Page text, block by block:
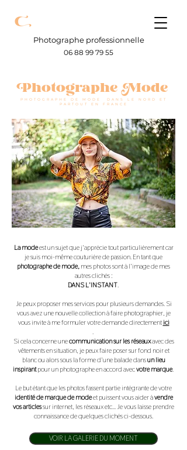
06 88 99 79 55
Photographe professionnelle
Photographe Mode
PHOTOGRAPHE DE MODE DANS LE NORD ET
PARTOUT EN FRANCE
La modeest un sujet que j'apprécie tout particulièrement car
je suis moi-même couturière de passion. En tant que
photographe de mode,mes photossont à l'image de mes
autres clichés :
DANS L'INSTANT.
Je peux proposer mes services pour plusieurs demandes. Si
vous avez une nouvelle collection à faire photographier, je
vous invite à me formuler votre demande directementici
.
Si cela concerne unecommunication sur les réseauxavec des
vêtements en situation, je peux faire poser sur fond noir et
blanc ou alors sous la forme d'une balade dansun lieu
inspirantpour un photographe en accord avecvotre marque.
Le but étant que les photos fassent partie intégrante de votre
identité de marque de modeet puissent vous aider àvendre
vos articlessur internet, les réseaux etc... Je vous laisse prendre
connaissance de quelques clichés ci-dessous.
VOIR LA GALERIE DU MOMENT